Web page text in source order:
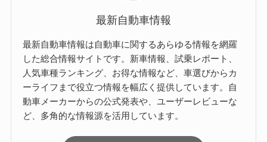
最新自動車情報
最新自動車情報は自動車に関するあらゆる情報を網羅
した総合情報サイトです。新車情報、試乗レポート、
人気車種ランキング、お得な情報など、車選びからカ
ーライフまで役立つ情報を幅広く提供しています。自
動車メーカーからの公式発表や、ユーザーレビューな
ど、多角的な情報源を活用しています。